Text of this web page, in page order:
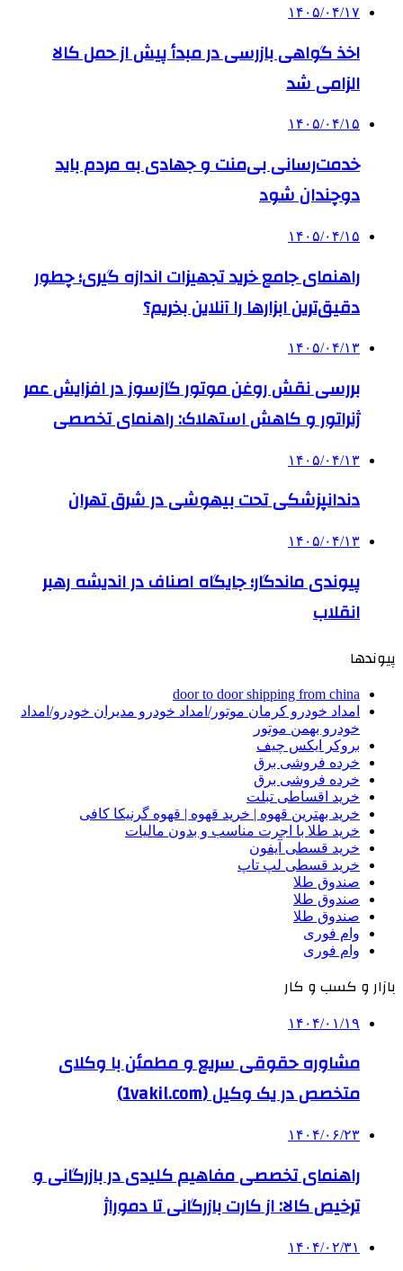
۱۴۰۵/۰۴/۱۷
اخذ گواهی بازرسی در مبدأ پیش از حمل کالا
الزامی شد
۱۴۰۵/۰۴/۱۵
خدمت‌رسانی بی‌منت و جهادی به مردم باید
دوچندان شود
۱۴۰۵/۰۴/۱۵
راهنمای جامع خرید تجهیزات اندازه گیری؛ چطور
دقیق‌ترین ابزارها را آنلاین بخریم؟
۱۴۰۵/۰۴/۱۳
بررسی نقش روغن موتور گازسوز در افزایش عمر
ژنراتور و کاهش استهلاک: راهنمای تخصصی
۱۴۰۵/۰۴/۱۳
دندانپزشکی تحت بیهوشی در شرق تهران
۱۴۰۵/۰۴/۱۳
پیوندی ماندگار؛ جایگاه اصناف در اندیشه رهبر
انقلاب
پیوندها
door to door shipping from china
امداد خودرو کرمان موتور/امداد خودرو مدیران خودرو/امداد
خودرو بهمن موتور
بروکر ایکس چیف
خرده فروشی برق
خرده فروشی برق
خرید اقساطی تبلت
خرید بهترین قهوه | خرید قهوه | قهوه گرنیکا کافی
خرید طلا با اجرت مناسب و بدون مالیات
خرید قسطی آیفون
خرید قسطی لپ تاپ
صندوق طلا
صندوق طلا
صندوق طلا
وام فوری
وام فوری
بازار و کسب و کار
۱۴۰۴/۰۱/۱۹
مشاوره حقوقی سریع و مطمئن با وکلای
متخصص در یک وکیل (1vakil.com)
۱۴۰۴/۰۶/۲۳
راهنمای تخصصی مفاهیم کلیدی در بازرگانی و
ترخیص کالا: از کارت بازرگانی تا دموراژ
۱۴۰۴/۰۲/۳۱